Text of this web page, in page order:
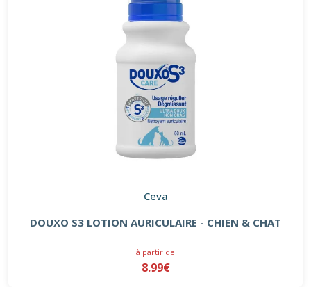
Ceva
DOUXO S3 LOTION AURICULAIRE - CHIEN & CHAT
à partir de
8.99€